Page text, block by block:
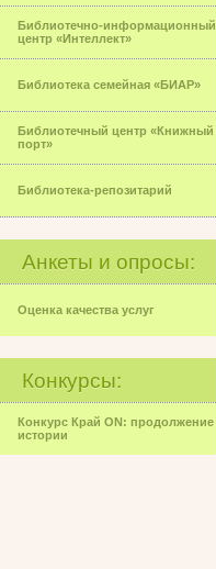
Библиотечно-информационный
центр «Интеллект»
Библиотека семейная «БИАР»
Библиотечный центр «Книжный
порт»
Библиотека-репозитарий
Анкеты и опросы:
Оценка качества услуг
Конкурсы:
Конкурс Край ON: продолжение
истории